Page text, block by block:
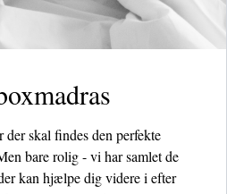
skal findes den perfekte
bare rolig - vi har samlet de
kan hjælpe dig videre i efter